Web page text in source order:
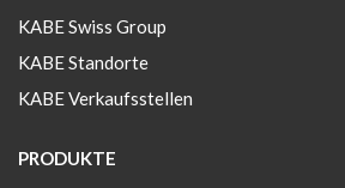
KABE Swiss Group
KABE Standorte
KABE Verkaufsstellen
PRODUKTE